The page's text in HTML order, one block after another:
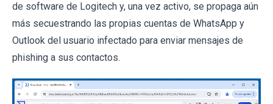
de software de Logitech y, una vez activo, se propaga aún
más secuestrando las propias cuentas de WhatsApp y
Outlook del usuario infectado para enviar mensajes de
phishing a sus contactos.